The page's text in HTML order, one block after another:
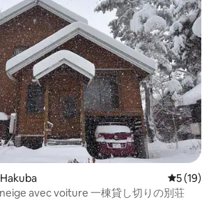
5 (19)
avec voiture 一棟貸し切りの別荘